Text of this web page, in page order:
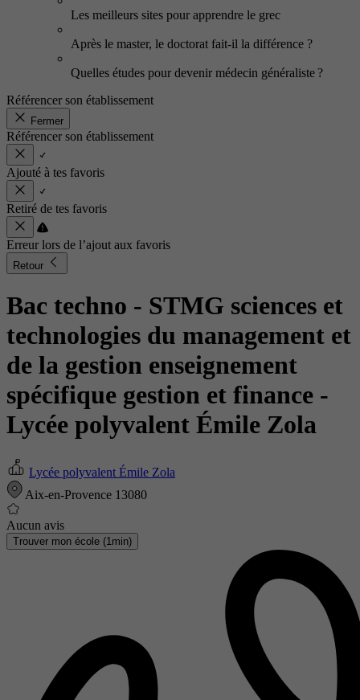
Les meilleurs sites pour apprendre le grec
Après le master, le doctorat fait-il la différence ?
Quelles études pour devenir médecin généraliste ?
Référencer son établissement
Fermer
Référencer son établissement
Ajouté à tes favoris
Retiré de tes favoris
Erreur lors de l’ajout aux favoris
Retour
Bac techno - STMG sciences et
technologies du management et
de la gestion enseignement
spécifique gestion et finance -
Lycée polyvalent Émile Zola
Lycée polyvalent Émile Zola
Aix-en-Provence 13080
Aucun avis
Trouver mon école (1min)